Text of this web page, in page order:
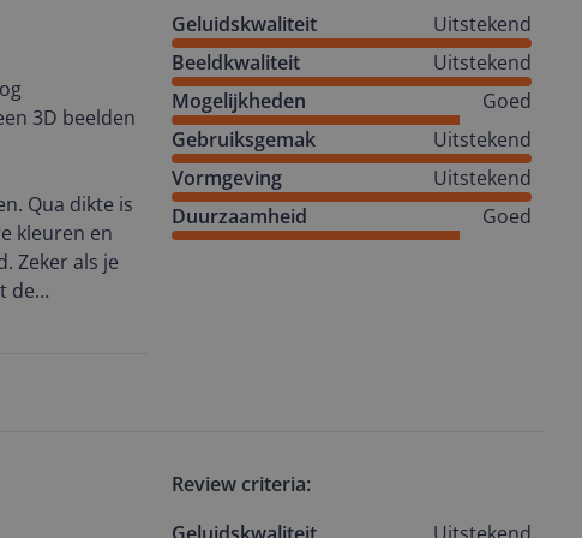
Qua dikte is
kleuren en
Zeker als je
de
televisies. Dit
TV).
je deze
3D beelden
Geluidskwaliteit
Uitstekend
Beeldkwaliteit
Uitstekend
Mogelijkheden
Goed
Gebruiksgemak
Uitstekend
Vormgeving
Uitstekend
Duurzaamheid
Goed
Review criteria: